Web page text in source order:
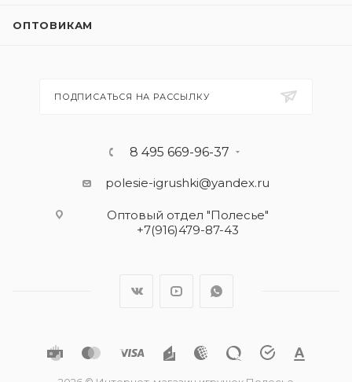
ОПТОВИКАМ
ПОДПИСАТЬСЯ НА РАССЫЛКУ
8 495 669-96-37
polesie-igrushki@yandex.ru
Оптовый отдел "Полесье"
+7(916)479-87-43